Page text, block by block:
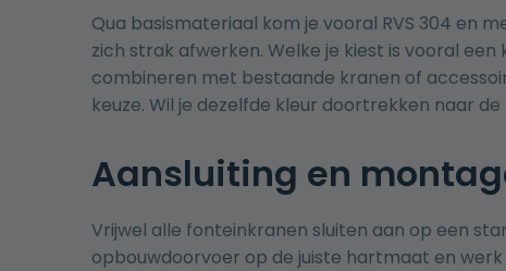
Qua basismateriaal kom je vooral RVS 304 en
zich strak afwerken. Welke je kiest is vooral
combineren met bestaande kranen of
keuze. Wil je dezelfde kleur doortrekken naar
Aansluiting en
Vrijwel alle fonteinkranen sluiten aan op een
opbouwdoorvoer op de juiste hartmaat en